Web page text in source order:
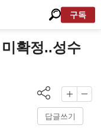
구독
확정..성수
답글쓰기